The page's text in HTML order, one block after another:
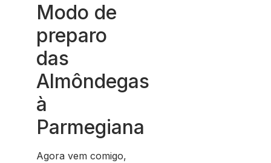
Modo de
preparo
das
Almôndegas
à
Parmegiana
Agora vem comigo,